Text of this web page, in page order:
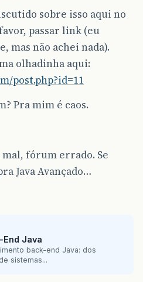
sobre isso aqui no
passar link (eu
mas não achei nada).
olhadinha aqui:
post.php?id=11
Pra mim é caos.
mal, fórum errado. Se
Java Avançado…
End Java
back-end Java: dos
sistemas...